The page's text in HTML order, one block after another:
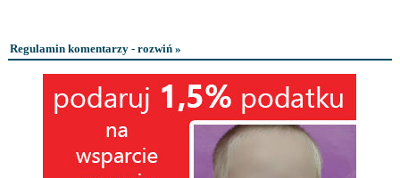
Regulamin komentarzy - rozwiń »